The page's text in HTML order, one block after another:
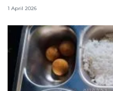
1 April 2026